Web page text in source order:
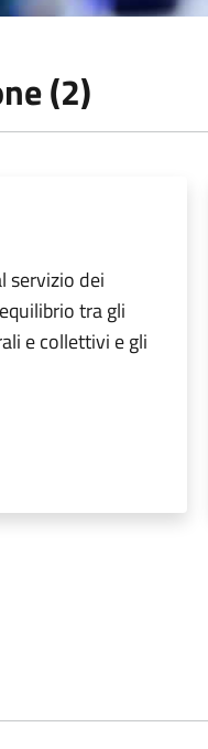
(2)
servizio dei
tra gli
e collettivi e gli